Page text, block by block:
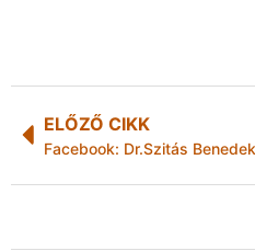
ELŐZŐ CIKK
Facebook: Dr.Szitás